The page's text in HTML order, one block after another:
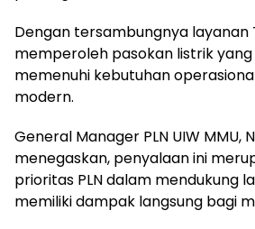
Dengan tersambungnya layanan
memperoleh pasokan listrik
memenuhi kebutuhan
modern.
General Manager PLN UIW MMU,
menegaskan, penyalaan ini
prioritas PLN dalam mendukung
memiliki dampak langsung bagi